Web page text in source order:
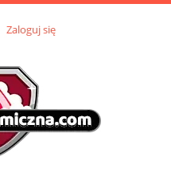
Zaloguj się